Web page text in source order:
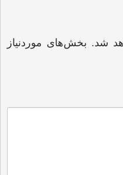
شد. بخش‌های موردنیاز